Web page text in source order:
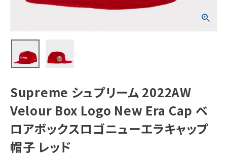
Tシャツ・ロングスリーブ
パーカー・トレーナー
キャップ・ハット
ニット帽・ビーニー
バックパック・リュック
Supreme シュプリーム 2022AW
Velour Box Logo New Era Cap ベ
ロアボックスロゴニューエラキャップ
帽子 レッド